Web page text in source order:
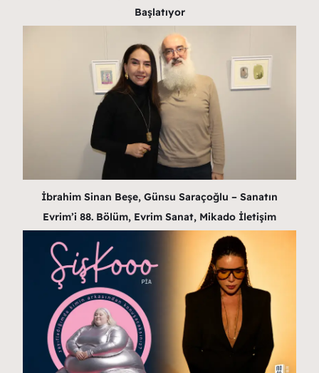
Başlatıyor
İbrahim Sinan Beşe, Günsu Saraçoğlu – Sanatın
Evrim’i 88. Bölüm, Evrim Sanat, Mikado İletişim